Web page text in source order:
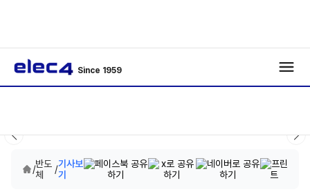
Since 1959
/반도
체
/기사보
기